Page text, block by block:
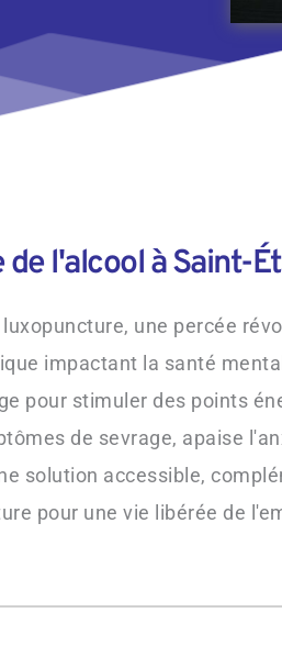
l'alcool à Saint-
une percée
impactant la santé
pour stimuler des points
de sevrage, apaise
solution accessible,
pour une vie libérée de